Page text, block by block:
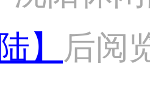
陆】
后阅